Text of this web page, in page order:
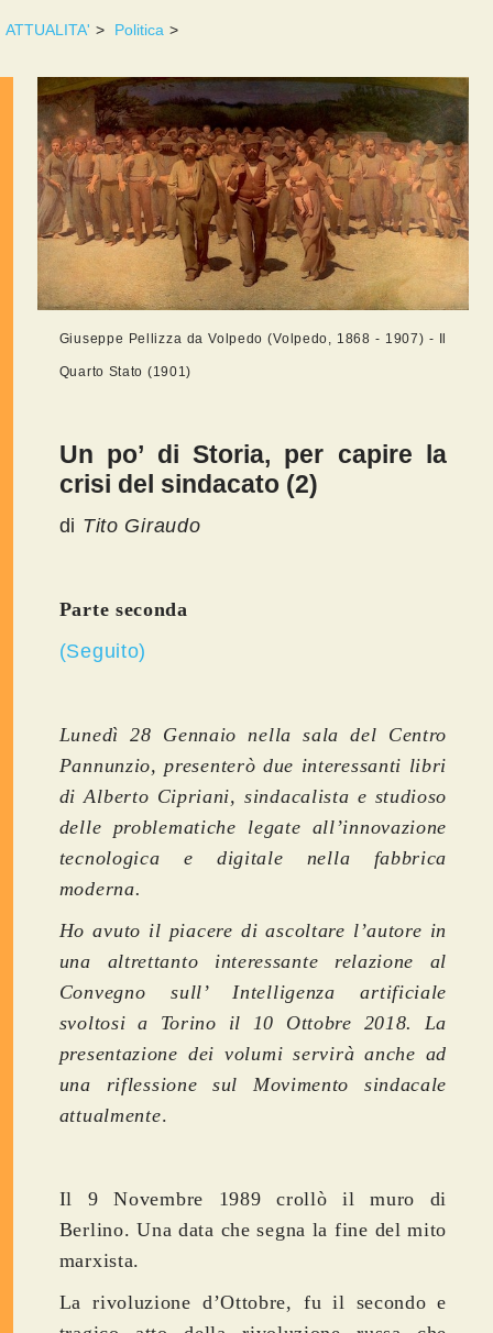
ATTUALITA' > Politica >
Giuseppe Pellizza da Volpedo (Volpedo, 1868 - 1907) - Il
Quarto Stato (1901)
Un po’ di Storia, per capire la
crisi del sindacato (2)
di Tito Giraudo
Parte seconda
(Seguito)
Lunedì 28 Gennaio nella sala del Centro
Pannunzio, presenterò due interessanti libri
di Alberto Cipriani, sindacalista e studioso
delle problematiche legate all’innovazione
tecnologica e digitale nella fabbrica
moderna.
Ho avuto il piacere di ascoltare l’autore in
una altrettanto interessante relazione al
Convegno sull’ Intelligenza artificiale
svoltosi a Torino il 10 Ottobre 2018. La
presentazione dei volumi servirà anche ad
una riflessione sul Movimento sindacale
attualmente.
Il 9 Novembre 1989 crollò il muro di
Berlino. Una data che segna la fine del mito
marxista.
La rivoluzione d’Ottobre, fu il secondo e